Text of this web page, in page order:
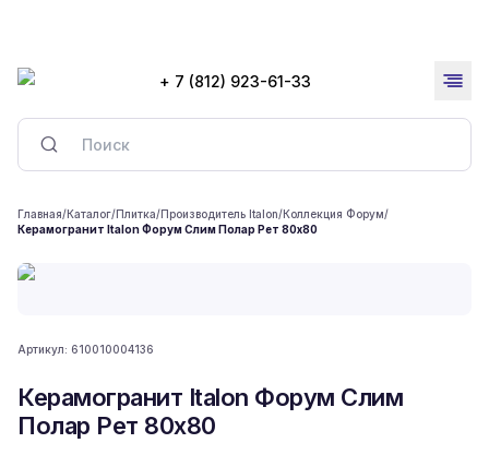
+ 7 (812) 923-61-33
Главная/Каталог/Плитка/Производитель Italon/Коллекция Форум/
Керамогранит Italon Форум Слим Полар Рет 80x80
Артикул: 610010004136
Керамогранит Italon Форум Слим
Полар Рет 80x80